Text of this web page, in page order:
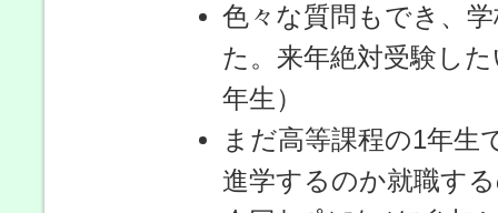
色々な質問もでき、
た。来年絶対受験し
年生）
まだ高等課程の1年生
進学するのか就職す